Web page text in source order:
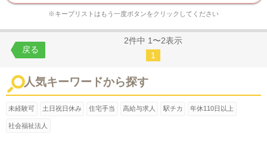
※キープリストはもう一度ボタンをクリックしてください
2件中 1〜2表示
1
戻る
人気キーワードから探す
未経験可 土日祝日休み 住宅手当 高給与求人 駅チカ 年休110日以上
社会福祉法人